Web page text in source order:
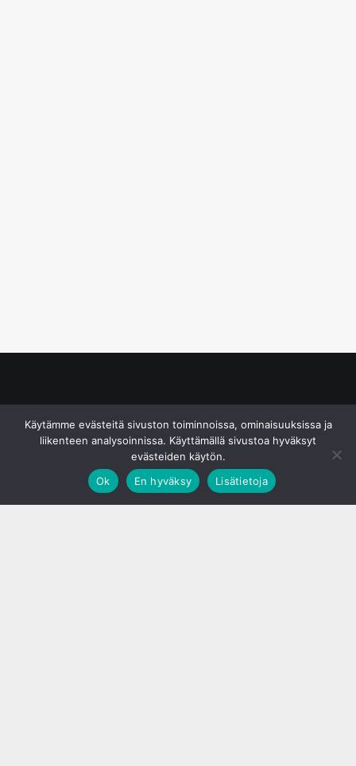
Käytämme evästeitä sivuston toiminnoissa, ominaisuuksissa ja
liikenteen analysoinnissa. Käyttämällä sivustoa hyväksyt
evästeiden käytön.
Ok
En hyväksy Lisätietoja